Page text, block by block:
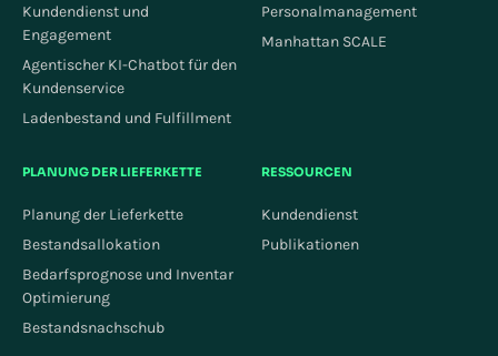
Kundendienst und
Engagement
Agentischer KI-Chatbot für den
Kundenservice
Ladenbestand und Fulfillment
Personalmanagement
Manhattan SCALE
PLANUNG DER LIEFERKETTE
Planung der Lieferkette
Bestandsallokation
Bedarfsprognose und Inventar
Optimierung
Bestandsnachschub
RESSOURCEN
Kundendienst
Publikationen